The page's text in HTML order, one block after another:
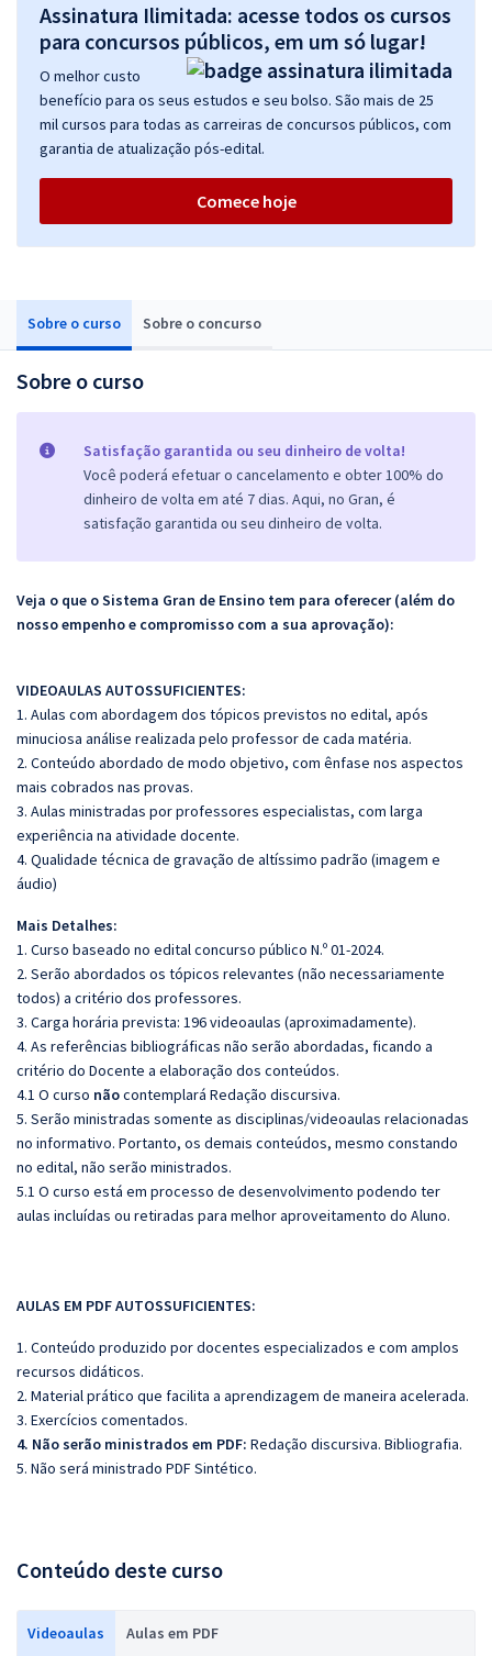
Sobre o curso Sobre o concurso
Sobre o curso
Satisfação garantida ou seu dinheiro de volta!
Você poderá efetuar o cancelamento e obter 100% do
dinheiro de volta em até 7 dias. Aqui, no Gran, é
satisfação garantida ou seu dinheiro de volta.
Veja o que o Sistema Gran de Ensino tem para oferecer (além do
nosso empenho e compromisso com a sua aprovação):
VIDEOAULAS AUTOSSUFICIENTES:
1. Aulas com abordagem dos tópicos previstos no edital, após
minuciosa análise realizada pelo professor de cada matéria.
2. Conteúdo abordado de modo objetivo, com ênfase nos aspectos
mais cobrados nas provas.
3. Aulas ministradas por professores especialistas, com larga
experiência na atividade docente.
4. Qualidade técnica de gravação de altíssimo padrão (imagem e
áudio)
Mais Detalhes:
1. Curso baseado no edital concurso público N.º 01-2024.
2. Serão abordados os tópicos relevantes (não necessariamente
todos) a critério dos professores.
3. Carga horária prevista: 196 videoaulas (aproximadamente).
4. As referências bibliográficas não serão abordadas, ficando a
critério do Docente a elaboração dos conteúdos.
4.1 O curso nãocontemplará Redação discursiva.
5. Serão ministradas somente as disciplinas/videoaulas relacionadas
no informativo. Portanto, os demais conteúdos, mesmo constando
no edital, não serão ministrados.
5.1 O curso está em processo de desenvolvimento podendo ter
aulas incluídas ou retiradas para melhor aproveitamento do Aluno.
AULAS EM PDF AUTOSSUFICIENTES:
1. Conteúdo produzido por docentes especializados e com amplos
recursos didáticos.
2. Material prático que facilita a aprendizagem de maneira acelerada.
3. Exercícios comentados.
4. Não serão ministrados em PDF: Redação discursiva. Bibliografia.
5. Não será ministrado PDF Sintético.
Conteúdo deste curso
Videoaulas Aulas em PDF
Assinatura Ilimitada: acesse todos os cursos
para concursos públicos, em um só lugar!
O melhor custo
benefício para os seus estudos e seu bolso. São mais de 25
mil cursos para todas as carreiras de concursos públicos, com
garantia de atualização pós-edital.
Comece hoje